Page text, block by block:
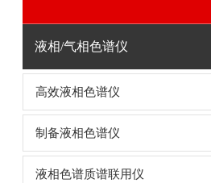
液相/气相色谱仪
高效液相色谱仪
制备液相色谱仪
液相色谱质谱联用仪